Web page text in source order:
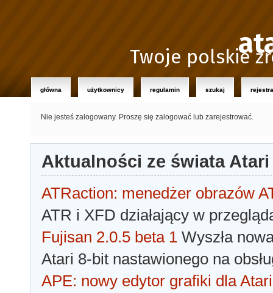
Twoje polskie
główna użytkownicy regulamin szukaj
Nie jesteś zalogowany. Proszę się zalogować lub zarejestrować.
Aktualności ze świata Atari
ATRaction: menedżer obrazów
ATR i XFD działający w
Fujisan 2.0.5 beta 1 Wyszła
Atari 8-bit nastawionego na
APE: nowy edytor grafiki dla Atari